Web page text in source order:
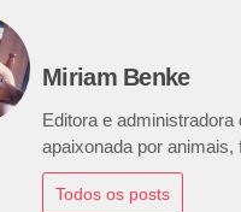
Miriam Benke
Editora e administradora
apaixonada por animais,
Todos os posts